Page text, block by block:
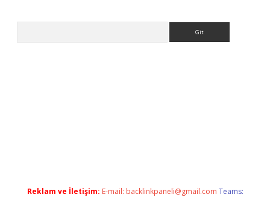
Reklam ve İletişim: E-mail: backlinkpaneli@gmail.com Teams: